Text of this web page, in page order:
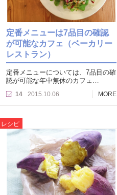
定番メニューは7品目の確認
が可能なカフェ（ベーカリー
レストラン）
定番メニューについては、7品目の確
認が可能な年中無休のカフェ…
14 2015.10.06
MORE
レシピ